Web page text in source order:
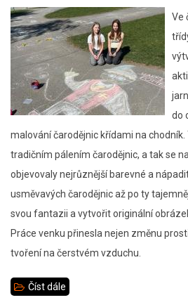
suvenýry
9.C
Ve
do
malování čarodějnic křídami na
tradičním pálením čarodějnic, a tak se
objevovaly nejrůznější barevné a
usměvavých čarodějnic až po ty
svou fantazii a vytvořit originální
Práce venku přinesla nejen změnu
tvoření na čerstvém vzduchu.
Číst dále